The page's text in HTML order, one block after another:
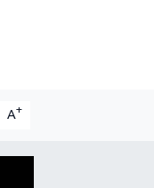
A+